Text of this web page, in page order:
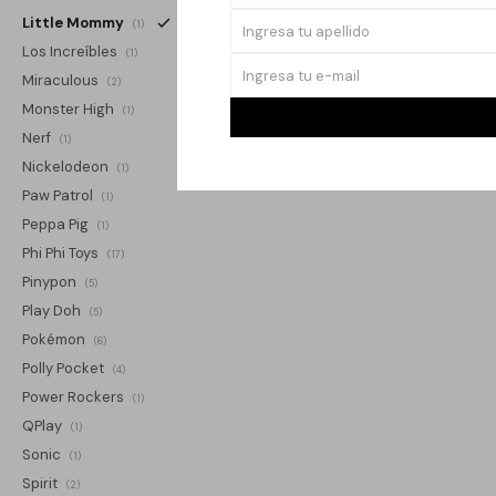
Little Mommy (1)
Los Increíbles (1)
Miraculous (2)
Monster High (1)
Nerf (1)
Nickelodeon (1)
Paw Patrol (1)
Peppa Pig (1)
Phi Phi Toys (17)
Pinypon (5)
Play Doh (5)
Pokémon (6)
Polly Pocket (4)
Power Rockers (1)
QPlay (1)
Sonic (1)
Spirit (2)